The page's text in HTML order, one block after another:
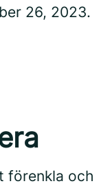
26, 2023.
förenkla och